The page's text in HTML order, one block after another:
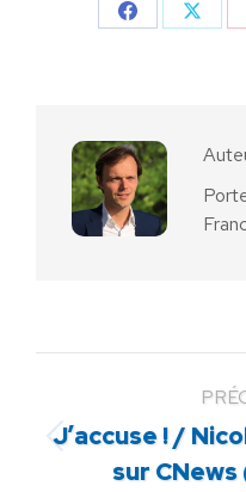
Partager
J’accuse ! /
sur CNews